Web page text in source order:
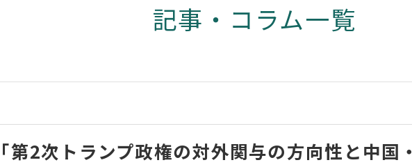
記事・コラム一覧
第2次トランプ政権の対外関与の方向性と中国・